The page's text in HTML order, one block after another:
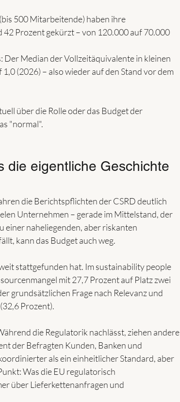
500 Mitarbeitende) haben ihre
Prozent gekürzt – von 120.000 auf 70.000
Der Median der Vollzeitäquivalente in kleinen
(2026) – also wieder auf den Stand vor dem
über die Rolle oder das Budget der
"normal".
die eigentliche Geschichte
die Berichtspflichten der CSRD deutlich
Unternehmen – gerade im Mittelstand, der
naheliegenden, aber riskanten
kann das Budget auch weg.
stattgefunden hat. Im sustainability people
mit 27,7 Prozent auf Platz zwei
grundsätzlichen Frage nach Relevanz und
Prozent).
die Regulatorik nachlässt, ziehen andere
der Befragten Kunden, Banken und
als ein einheitlicher Standard, aber
Was die EU regulatorisch
über Lieferkettenanfragen und